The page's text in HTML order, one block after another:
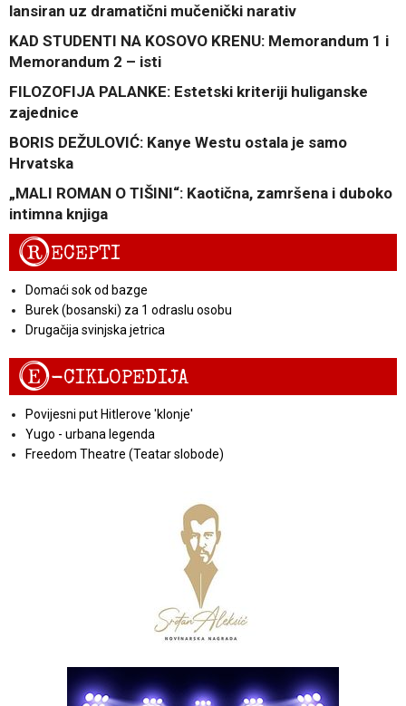
lansiran uz dramatični mučenički narativ
KAD STUDENTI NA KOSOVO KRENU: Memorandum 1 i
Memorandum 2 – isti
FILOZOFIJA PALANKE: Estetski kriteriji huliganske
zajednice
BORIS DEŽULOVIĆ: Kanye Westu ostala je samo
Hrvatska
„MALI ROMAN O TIŠINI“: Kaotična, zamršena i duboko
intimna knjiga
RECEPTI
Domaći sok od bazge
Burek (bosanski) za 1 odraslu osobu
Drugačija svinjska jetrica
E-CIKLOPEDIJA
Povijesni put Hitlerove 'klonje'
Yugo - urbana legenda
Freedom Theatre (Teatar slobode)